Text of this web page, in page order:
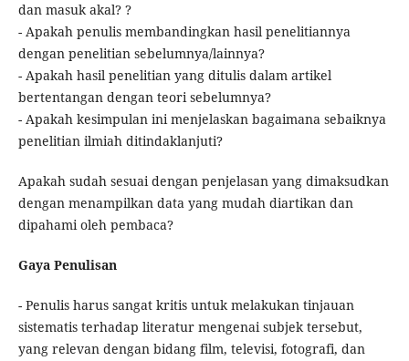
dan masuk akal? ?
- Apakah penulis membandingkan hasil penelitiannya
dengan penelitian sebelumnya/lainnya?
- Apakah hasil penelitian yang ditulis dalam artikel
bertentangan dengan teori sebelumnya?
- Apakah kesimpulan ini menjelaskan bagaimana sebaiknya
penelitian ilmiah ditindaklanjuti?
Apakah sudah sesuai dengan penjelasan yang dimaksudkan
dengan menampilkan data yang mudah diartikan dan
dipahami oleh pembaca?
Gaya Penulisan
- Penulis harus sangat kritis untuk melakukan tinjauan
sistematis terhadap literatur mengenai subjek tersebut,
yang relevan dengan bidang film, televisi, fotografi, dan